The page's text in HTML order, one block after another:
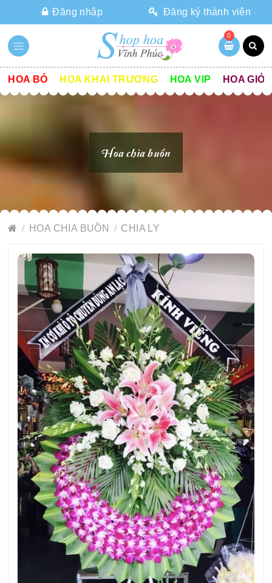
Đăng nhập Đăng ký thành viên
0
HOA BÓ HOA KHAI TRƯƠNG HOA VIP HOA GIỎ
Hoa chia buồn
HOA CHIA BUỒN CHIA LY